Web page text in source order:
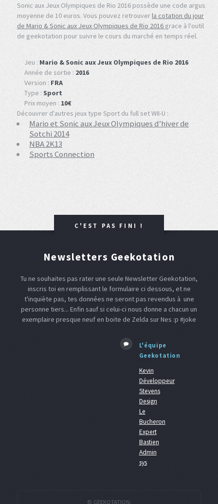
Sonic aux Jeux Olympiques de Rio 2016 possède une code argus
moyenne de 10 euros. Vous pouvez retrouverla cotation du jour
de Mario & Sonic aux Jeux Olympiques de Rio 2016 grace à l'outil
de geekotation pour suivre le cours du marché en temps réel.
Jeu : Mario & Sonic aux Jeux Olympiques de Rio 2016
Année de sortie : 2016
Version : FRA
Type : Sport
Prix moyen : 10€
Découvrer d'autres jeux type Sport du full set WII-U :
Mario et Sonic aux Jeux Olympiques d’hiver de
Sotchi 2014
NBA 2K13
Sports Connection
C'EST PAS FINI !
Newsletters Geekotation
Tu ne souhaites pas rater une seule Newsletter Geekotation,
inscris toi en remplissant le formulaire ci dessous, et ne
t'inquiète pas, tes données ne seront pas revendus à une
personne tiers... Enfin sauf si celui-ci nous donne a chacun un
exemplaire presque neuf en boite de Zelda sur Nes :p #joke
L'équipe
Geekotation
Kevin
Développeur
Stevens
Design
Le
Bucheron
Expert
Bastien
Admin
sys
© GEEKOTATION.